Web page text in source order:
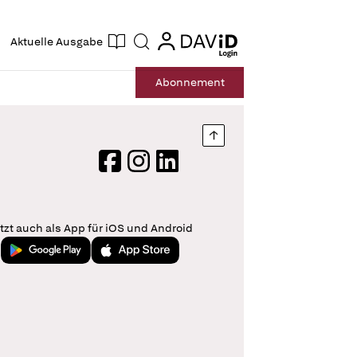
Aktuelle Ausgabe Suche login
login
Abonnement
Nach oben springen
FacebookInstagram
LinkedIn
auch als App für iOS und Android
Jetzt bei Google PlayLaden im App Store